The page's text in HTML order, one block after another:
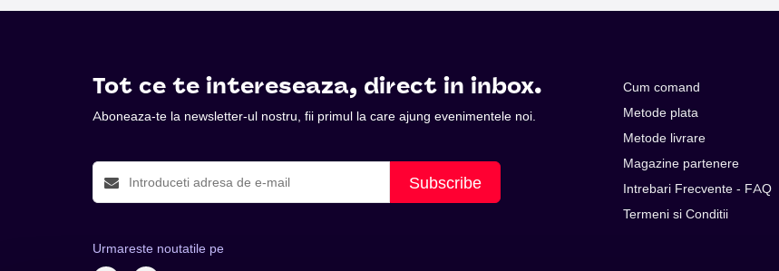
Tot ce te intereseaza, direct in inbox.
Aboneaza-te la newsletter-ul nostru, fii primul la care ajung evenimentele noi.
Subscribe
Urmareste noutatile pe
Cum comand
Metode plata
Metode livrare
Magazine partenere
Intrebari Frecvente - FAQ
Termeni si Conditii